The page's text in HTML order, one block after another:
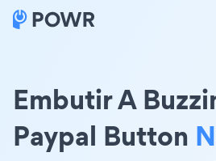
Embutir A
Paypal Button